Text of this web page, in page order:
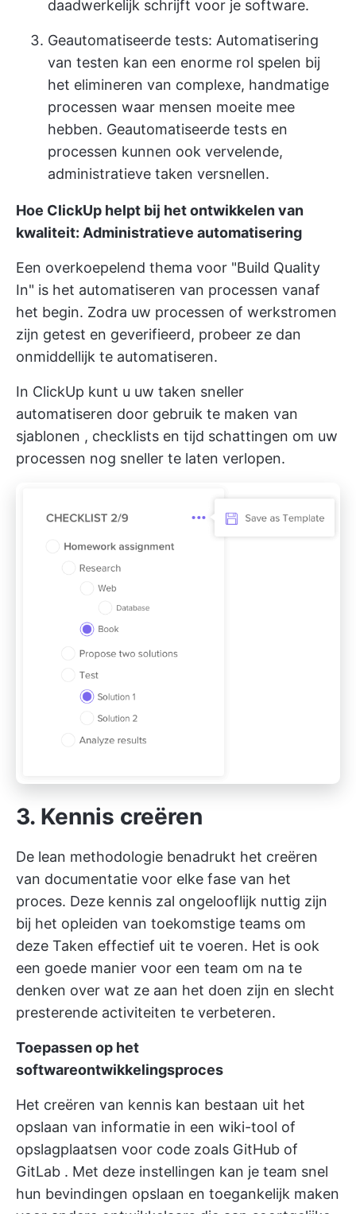
daadwerkelijk schrijft voor je software.
Geautomatiseerde tests: Automatisering
van testen kan een enorme rol spelen bij
het elimineren van complexe, handmatige
processen waar mensen moeite mee
hebben. Geautomatiseerde tests en
processen kunnen ook vervelende,
administratieve taken versnellen.
Hoe ClickUp helpt bij het ontwikkelen van
kwaliteit: Administratieve automatisering
Een overkoepelend thema voor "Build Quality
In" is het automatiseren van processen vanaf
het begin. Zodra uw processen of werkstromen
zijn getest en geverifieerd, probeer ze dan
onmiddellijk te automatiseren.
In ClickUp kunt u uw taken sneller
automatiseren door gebruik te maken van
sjablonen , checklists en tijd schattingen om uw
processen nog sneller te laten verlopen.
3. Kennis creëren
De lean methodologie benadrukt het creëren
van documentatie voor elke fase van het
proces. Deze kennis zal ongelooflijk nuttig zijn
bij het opleiden van toekomstige teams om
deze Taken effectief uit te voeren. Het is ook
een goede manier voor een team om na te
denken over wat ze aan het doen zijn en slecht
presterende activiteiten te verbeteren.
Toepassen op het
softwareontwikkelingsproces
Het creëren van kennis kan bestaan uit het
opslaan van informatie in een wiki-tool of
opslagplaatsen voor code zoals GitHub of
GitLab . Met deze instellingen kan je team snel
hun bevindingen opslaan en toegankelijk maken